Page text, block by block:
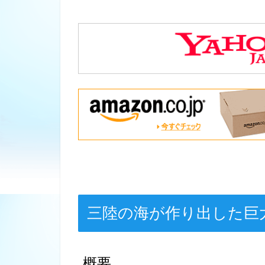
三陸の海が作り出した巨